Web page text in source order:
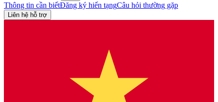
Thông tin cần biếtĐăng ký hiến tạngCâu hỏi thường gặp
Liên hệ hỗ trợ